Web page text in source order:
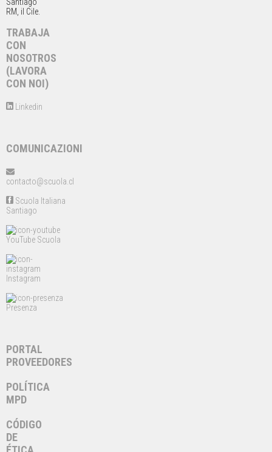
RM, il Cile.
TRABAJA
CON
NOSOTROS
(LAVORA
CON NOI)
Linkedin
COMUNICAZIONI
contacto@scuola.cl
Scuola Italiana
Santiago
YouTube Scuola
Instagram
Presenza
PORTAL
PROVEEDORES
POLÍTICA
MPD
CÓDIGO
DE